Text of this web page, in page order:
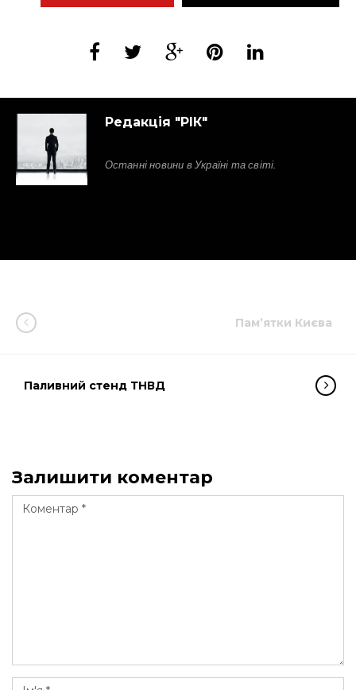
Редакція "РІК"
Останні новини в Україні та світі.
Пам’ятки Києва
Паливний стенд ТНВД
Залишити коментар